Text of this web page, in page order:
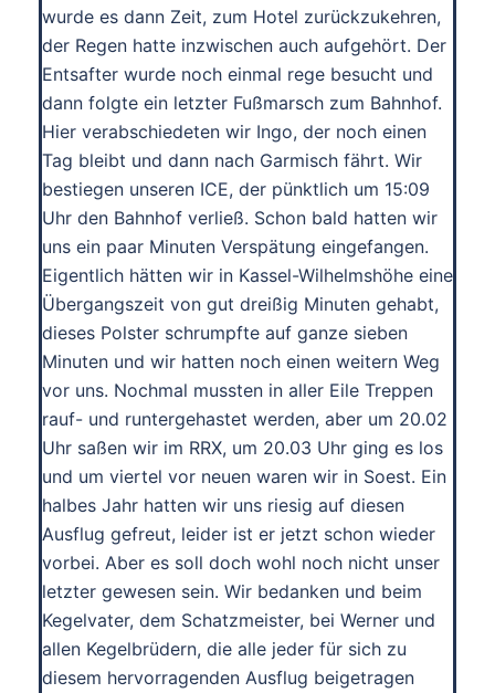
wurde es dann Zeit, zum Hotel zurückzukehren,
der Regen hatte inzwischen auch aufgehört. Der
Entsafter wurde noch einmal rege besucht und
dann folgte ein letzter Fußmarsch zum Bahnhof.
Hier verabschiedeten wir Ingo, der noch einen
Tag bleibt und dann nach Garmisch fährt. Wir
bestiegen unseren ICE, der pünktlich um 15:09
Uhr den Bahnhof verließ. Schon bald hatten wir
uns ein paar Minuten Verspätung eingefangen.
Eigentlich hätten wir in Kassel-Wilhelmshöhe eine
Übergangszeit von gut dreißig Minuten gehabt,
dieses Polster schrumpfte auf ganze sieben
Minuten und wir hatten noch einen weitern Weg
vor uns. Nochmal mussten in aller Eile Treppen
rauf- und runtergehastet werden, aber um 20.02
Uhr saßen wir im RRX, um 20.03 Uhr ging es los
und um viertel vor neuen waren wir in Soest. Ein
halbes Jahr hatten wir uns riesig auf diesen
Ausflug gefreut, leider ist er jetzt schon wieder
vorbei. Aber es soll doch wohl noch nicht unser
letzter gewesen sein. Wir bedanken und beim
Kegelvater, dem Schatzmeister, bei Werner und
allen Kegelbrüdern, die alle jeder für sich zu
diesem hervorragenden Ausflug beigetragen